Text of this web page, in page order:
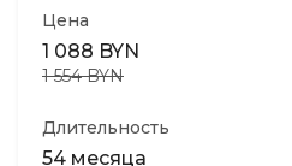
Цена
1 088 BYN
1 554 BYN
Длительность
54 месяца